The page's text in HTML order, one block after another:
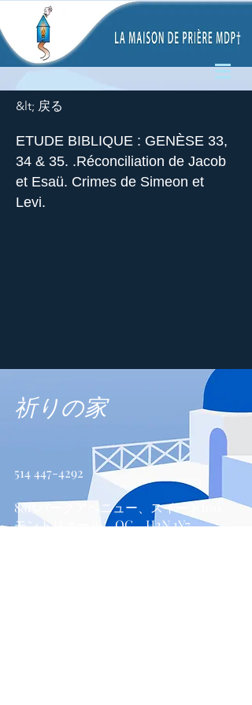
&lt; 戻る
ETUDE BIBLIQUE : GENÈSE 33,
34 & 35. .Réconciliation de Jacob
et Esaü. Crimes de Simeon et
Levi.
祈りの家
514 447-4292
8815パークアベニュー、スイート100
モントリオール、QC、H2N 1Y7